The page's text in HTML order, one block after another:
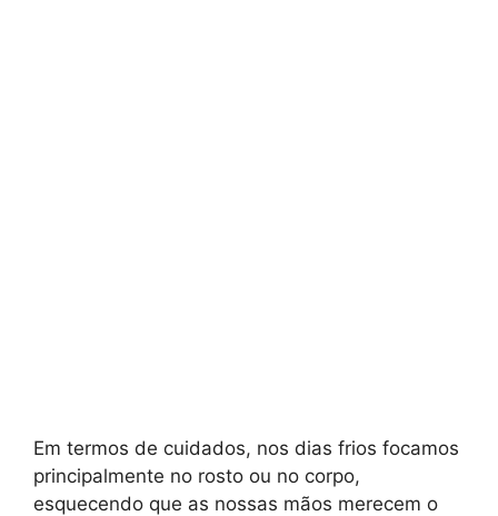
Em termos de cuidados, nos dias frios focamos
principalmente no rosto ou no corpo,
esquecendo que as nossas mãos merecem o